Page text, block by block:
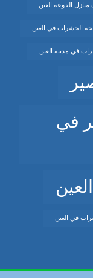
الفوعة العين
الحشرات في العين
في مدينة العين
في
في العين